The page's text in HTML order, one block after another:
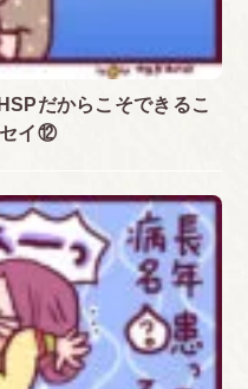
だからこそできるこ
セイ⑫